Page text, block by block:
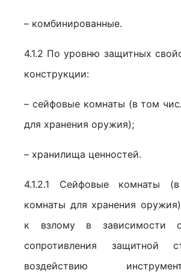
– комбинированные.
4.1.2 По уровню защитных
конструкции:
– сейфовые комнаты (в том
для хранения оружия);
– хранилища ценностей.
4.1.2.1 Сейфовые комнаты
комнаты для хранения
к взлому в зависимости
сопротивления защитной
воздействию